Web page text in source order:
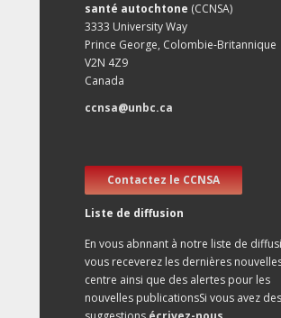
santé autochtone (CCNSA)
3333 University Way
Prince George, Colombie-Britannique
V2N 4Z9
Canada
ccnsa@unbc.ca
Contactez le CCNSA
Liste de diffusion
En vous abnnant à notre liste de
vous receverez les dernières
centre ainsi que des alertes pour les
nouvelles publicationsSi vous avez des